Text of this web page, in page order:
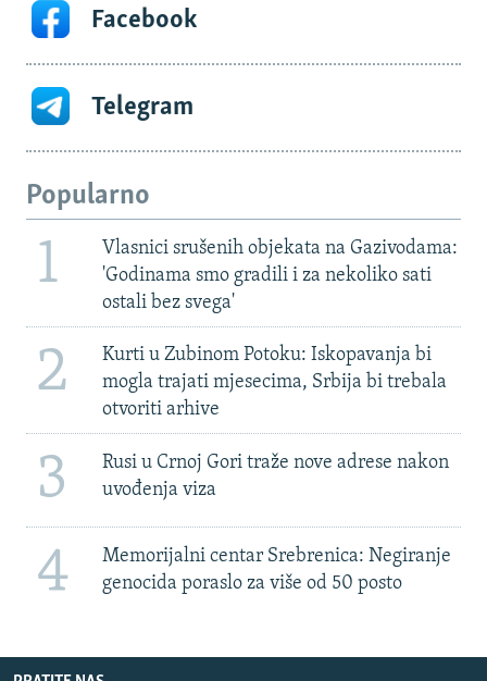
Facebook
Telegram
Popularno
1
Vlasnici srušenih objekata na Gazivodama:
'Godinama smo gradili i za nekoliko sati
ostali bez svega'
2
Kurti u Zubinom Potoku: Iskopavanja bi
mogla trajati mjesecima, Srbija bi trebala
otvoriti arhive
3
Rusi u Crnoj Gori traže nove adrese nakon
uvođenja viza
4
Memorijalni centar Srebrenica: Negiranje
genocida poraslo za više od 50 posto